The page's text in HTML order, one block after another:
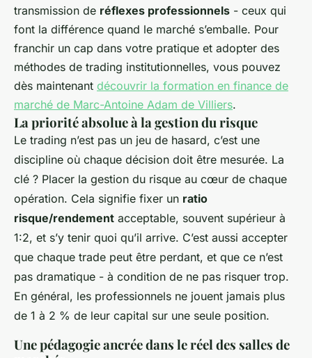
transmission de réflexes professionnels - ceux qui
font la différence quand le marché s’emballe. Pour
franchir un cap dans votre pratique et adopter des
méthodes de trading institutionnelles, vous pouvez
dès maintenant découvrir la formation en finance de
marché de Marc-Antoine Adam de Villiers.
La priorité absolue à la gestion du risque
Le trading n’est pas un jeu de hasard, c’est une
discipline où chaque décision doit être mesurée. La
clé ? Placer la gestion du risque au cœur de chaque
opération. Cela signifie fixer un ratio
risque/rendement acceptable, souvent supérieur à
1:2, et s’y tenir quoi qu’il arrive. C’est aussi accepter
que chaque trade peut être perdant, et que ce n’est
pas dramatique - à condition de ne pas risquer trop.
En général, les professionnels ne jouent jamais plus
de 1 à 2 % de leur capital sur une seule position.
Une pédagogie ancrée dans le réel des salles de